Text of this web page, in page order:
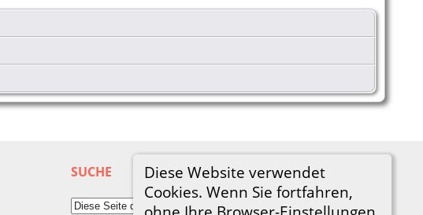
Diese Website verwendet
Cookies. Wenn Sie fortfahren,
SUCHE